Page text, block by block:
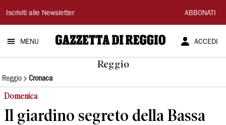
Gazzetta
di
Reggio
Iscriviti alle Newsletter ABBONATI
MENU ACCEDI
Reggio
Reggio Cronaca
Domenica
Il giardino segreto della Bassa